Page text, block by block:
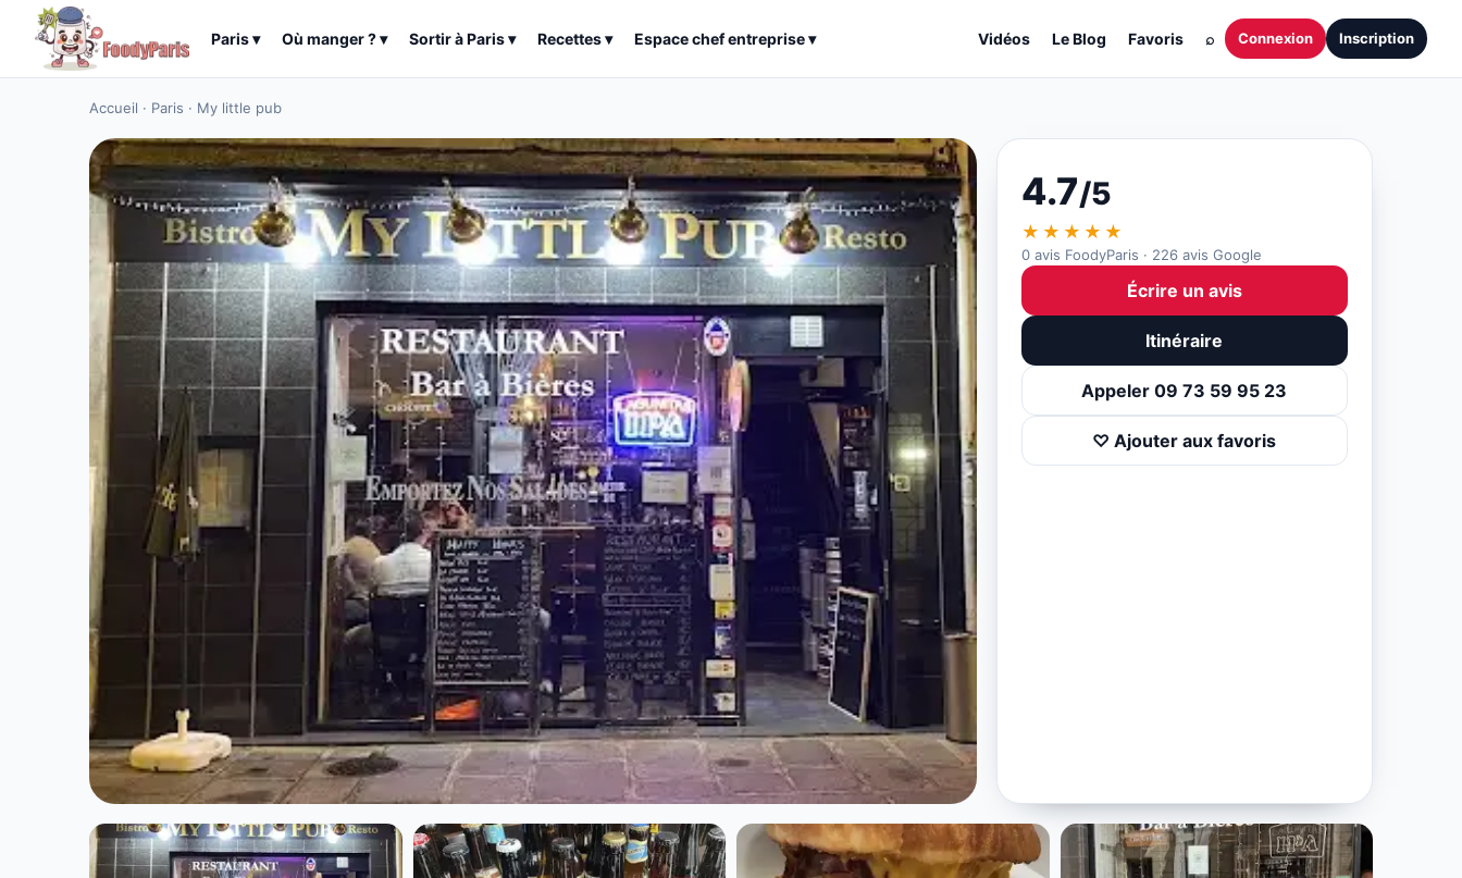
Paris▾ Où manger ?▾ Sortir àParis▾ Recettes▾ Espace chef entreprise▾ Vidéos Le Blog Favoris ⌕ Connexion Inscription
Accueil · Paris · My little pub
4.7/5
★★★★★
0 avis FoodyParis · 226 avis Google
Écrire un avis
Itinéraire
Appeler 09 73 59 95 23
♡ Ajouter aux favoris